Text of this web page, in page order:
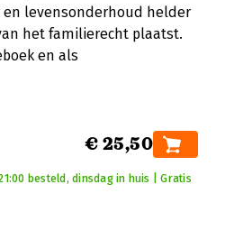
levensonderhoud helder
het familierecht plaatst.
en als
€ 25,50
besteld, dinsdag in huis | Gratis